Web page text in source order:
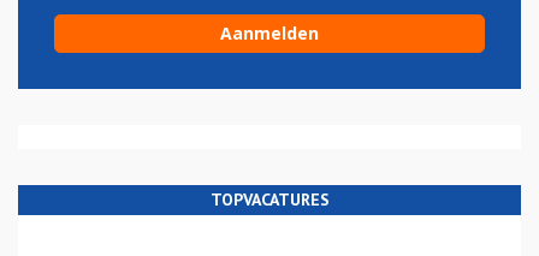
TOPVACATURES